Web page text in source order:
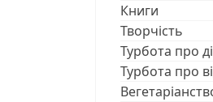
Книги
Творчість
Турбота про
Турбота про